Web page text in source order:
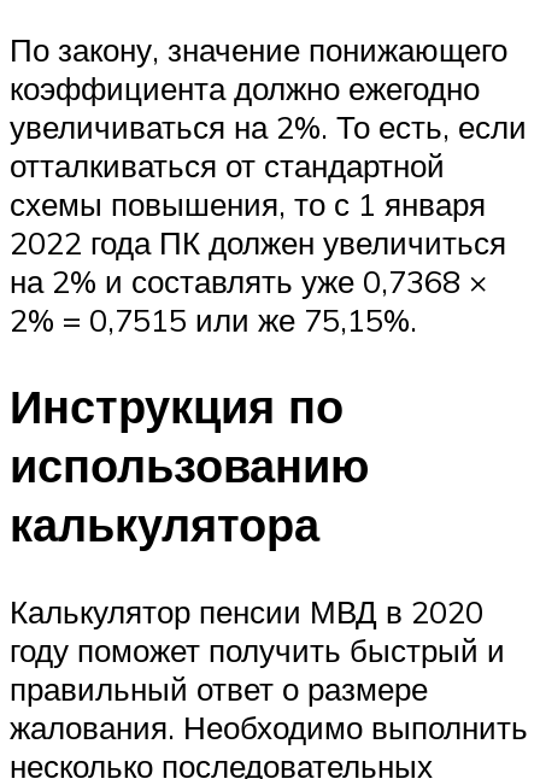
По закону, значение понижающего
коэффициента должно ежегодно
увеличиваться на 2%. То есть, если
отталкиваться от стандартной
схемы повышения, то с 1 января
2022 года ПК должен увеличиться
на 2% и составлять уже 0,7368 ×
2% = 0,7515 или же 75,15%.
Инструкция по
использованию
калькулятора
Калькулятор пенсии МВД в 2020
году поможет получить быстрый и
правильный ответ о размере
жалования. Необходимо выполнить
несколько последовательных